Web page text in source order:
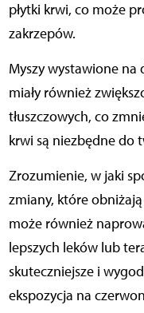
płytki krwi, co może
zakrzepów.
Myszy wystawione na
miały również
tłuszczowych, co
krwi są niezbędne do
Zrozumienie, w jaki
zmiany, które
może również
lepszych leków lub
skuteczniejsze i
ekspozycja na